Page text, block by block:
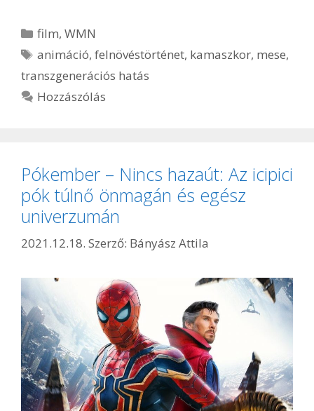
Kategória
film,WMN
Címkék
animáció,felnövéstörténet, kamaszkor, mese,
transzgenerációs hatás
Hozzászólás
Pókember – Nincs hazaút: Az icipici
pók túlnő önmagán és egész
univerzumán
2021.12.18. Szerző: Bányász Attila